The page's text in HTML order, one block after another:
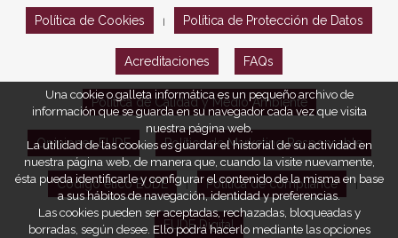
Política de Cookies Política de Protección de Datos
Acreditaciones FAQs
Política de Calidad y Medio Ambiente
Opiniones EUDE Política de Marketing Responsable
Código ético EUDE | Política de compliance |
EUDE Digital
Una cookie o galleta informática es un pequeño archivo de
información que se guarda en su navegador cada vez que visita
nuestra página web.
La utilidad de las cookies es guardar el historial de su actividad en
nuestra página web, de manera que, cuando la visite nuevamente,
ésta pueda identificarle y configurar el contenido de la misma en base
a sus hábitos de navegación, identidad y preferencias.
Las cookies pueden ser aceptadas, rechazadas, bloqueadas y
borradas, según desee. Ello podrá hacerlo mediante las opciones